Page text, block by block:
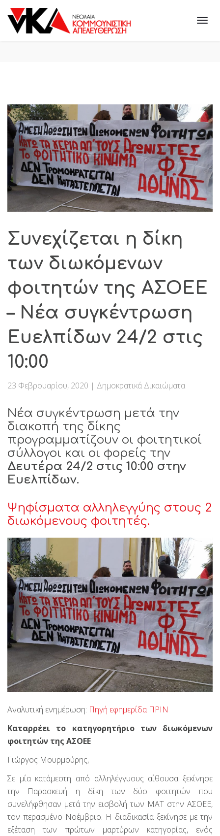
Συνεχίζεται η δίκη
των διωκόμενων
φοιτητών της ΑΣΟΕΕ
– Νέα συγκέντρωση
Ευελπίδων 24/2 στις
10:00
23 Φεβρουαρίου, 2020 | Δημοκρατικά Δικαιώματα
Νέα συγκέντρωση μετά την
διακοπή της δίκης
προγραμματίζουν οι φοιτητικοί
σύλλογοι και οι φορείς την
Δευτέρα 24/2 στις 10:00 στην
Ευελπίδων.
Ψηφίσματα αλληλεγγύης στους 2
διωκόμενους φοιτητές.
Αναλυτική ενημέρωση: Πηγή εφημερίδα ΠΡΙΝ
Καταρρέει το κατηγορητήριο των διωκόμενων
φοιτητών της ΑΣΟΕΕ
Γιώργος Μουρμούρης,
Σε μία κατάμεστη από αλληλέγγυους αίθουσα ξεκίνησε
την Παρασκευή η δίκη των δύο φοιτητών που
συνελήφθησαν μετά την εισβολή των ΜΑΤ στην ΑΣΟΕΕ,
τον περασμένο Νοέμβριο. Η διαδικασία ξεκίνησε με την
εξέταση των πρώτων μαρτύρων κατηγορίας, ενός